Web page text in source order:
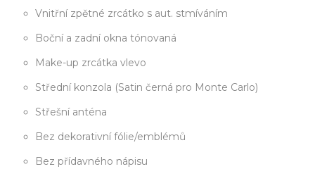
Vnitřní zpětné zrcátko s aut. stmíváním
Boční a zadní okna tónovaná
Make-up zrcátka vlevo
Střední konzola (Satin černá pro Monte Carlo)
Střešní anténa
Bez dekorativní fólie/emblémů
Bez přídavného nápisu